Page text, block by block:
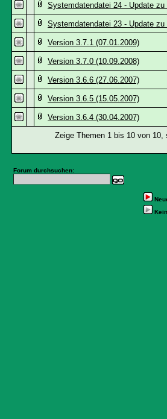
Systemdatendatei 24 - Update
Systemdatendatei 23 - Update
Version 3.7.1 (07.01.2009)
Version 3.7.0 (10.09.2008)
Version 3.6.6 (27.06.2007)
Version 3.6.5 (15.05.2007)
Version 3.6.4 (30.04.2007)
Zeige Themen 1 bis 10 von 10,
Forum durchsuchen: